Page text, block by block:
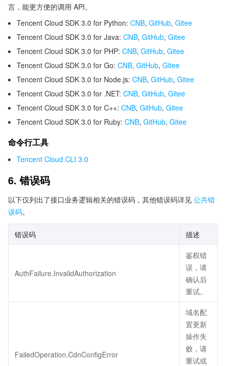
言，能更方便的调用 API。
Tencent Cloud SDK 3.0 for Python: CNB, GitHub, Gitee
Tencent Cloud SDK 3.0 for Java: CNB, GitHub, Gitee
Tencent Cloud SDK 3.0 for PHP: CNB, GitHub, Gitee
Tencent Cloud SDK 3.0 for Go: CNB, GitHub, Gitee
Tencent Cloud SDK 3.0 for Node.js: CNB, GitHub, Gitee
Tencent Cloud SDK 3.0 for .NET: CNB, GitHub, Gitee
Tencent Cloud SDK 3.0 for C++: CNB, GitHub, Gitee
Tencent Cloud SDK 3.0 for Ruby: CNB, GitHub, Gitee
命令行工具
Tencent Cloud CLI 3.0
6. 错误码
以下仅列出了接口业务逻辑相关的错误码，其他错误码详见 公共错
误码。
错误码 描述
AuthFailure.InvalidAuthorization
鉴权错
误，请
确认后
重试。
FailedOperation.CdnConfigError
域名配
置更新
操作失
败，请
重试或